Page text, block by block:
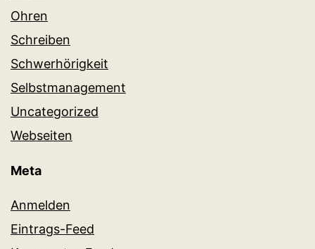
Ohren
Schreiben
Schwerhörigkeit
Selbstmanagement
Uncategorized
Webseiten
Meta
Anmelden
Eintrags-Feed